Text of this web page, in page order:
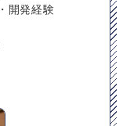
開発経験